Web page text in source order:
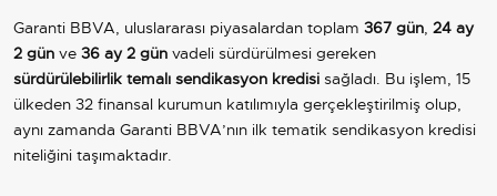
Garanti BBVA, uluslararası piyasalardan toplam 367 gün, 24 ay
2 gün ve 36 ay 2 gün vadeli sürdürülmesi gereken
sürdürülebilirlik temalı sendikasyon kredisi sağladı. Bu işlem, 15
ülkeden 32 finansal kurumun katılımıyla gerçekleştirilmiş olup,
aynı zamanda Garanti BBVA’nın ilk tematik sendikasyon kredisi
niteliğini taşımaktadır.